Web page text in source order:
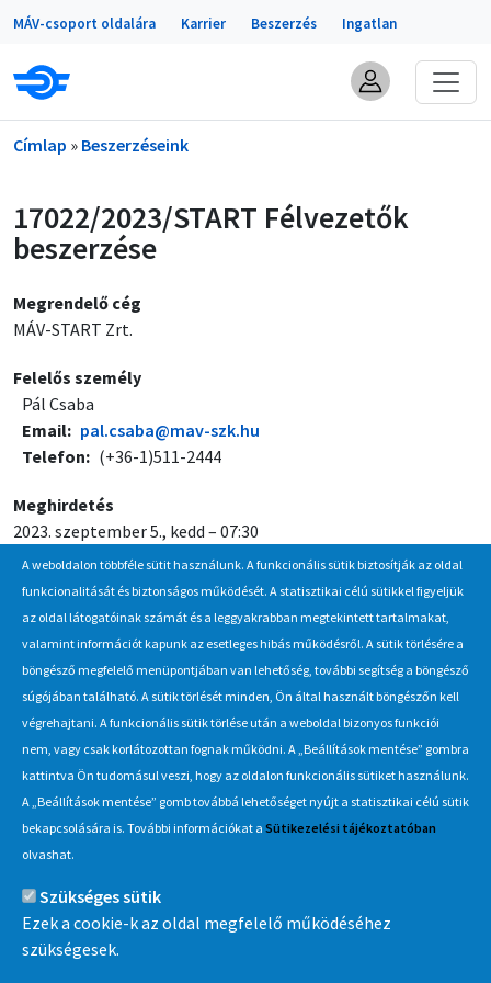
Ugrás a tartalomra
Portálok
MÁV-csoport oldalára Karrier Beszerzés Ingatlan
Morzsa
Címlap Beszerzéseink
17022/2023/START Félvezetők
beszerzése
Megrendelő cég
MÁV-START Zrt.
Felelős személy
Pál Csaba
Email
pal.csaba@mav-szk.hu
Telefon
(+36-1)511-2444
Meghirdetés
2023. szeptember 5., kedd – 07:30
Jelentkezési / beadási határidő
2023. szeptember 22., péntek – 10:00
Hírlevél
Iratkozzon fel Beszerzés Hírlevél szolgáltatásunkra, hogy értesüljön
a MÁV-csoport által indított új beszerzési eljárásokról, anyag,
eszközértékesítési akciókról.
Érdekel
Információ
A weboldalon többféle sütit használunk. A funkcionális sütik biztosítják az oldal
funkcionalitását és biztonságos működését. A statisztikai célú sütikkel figyeljük
az oldal látogatóinak számát és a leggyakrabban megtekintett tartalmakat,
valamint információt kapunk az esetleges hibás működésről. A sütik törlésére a
böngésző megfelelő menüpontjában van lehetőség, további segítség a böngésző
súgójában található. A sütik törlését minden, Ön által használt böngészőn kell
végrehajtani. A funkcionális sütik törlése után a weboldal bizonyos funkciói
nem, vagy csak korlátozottan fognak működni. A „Beállítások mentése” gombra
kattintva Ön tudomásul veszi, hogy az oldalon funkcionális sütiket használunk.
A „Beállítások mentése” gomb továbbá lehetőséget nyújt a statisztikai célú sütik
bekapcsolására is. További információkat a Sütikezelési tájékoztatóban
olvashat.
Szükséges sütik
Ezek a cookie-k az oldal megfelelő működéséhez
szükségesek.